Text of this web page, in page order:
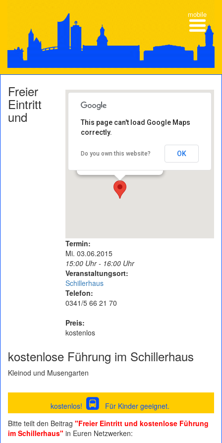
Leipzig
This page can't load Google Maps
correctly.
Do you own this website? OK
Termin:
Mi. 03.06.2015
15:00 Uhr - 16:00 Uhr
Veranstaltungsort:
Schillerhaus
Telefon:
0341/5 66 21 70
Preis:
kostenlos
Freier
Eintritt
und
kostenlose Führung im Schillerhaus
Kleinod und Musengarten
kostenlos!
Für Kinder geeignet.
Bitte teilt den Beitrag "Freier Eintritt und kostenlose Führung
im Schillerhaus" in Euren Netzwerken:
mobile